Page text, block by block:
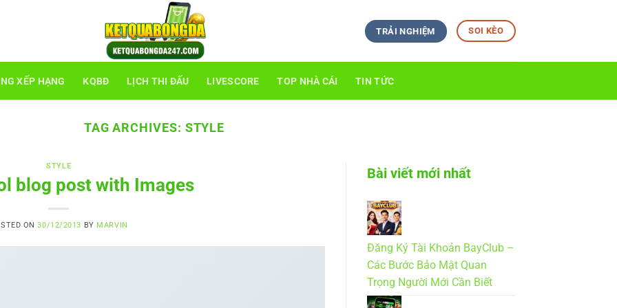
TRẢI NGHIỆM SOI KÈO
XẾP HẠNG KQBĐ LỊCH THI ĐẤU LIVESCORE TOP NHÀ CÁI TIN TỨC
TAG ARCHIVES: STYLE
STYLE
blog post with Images
ON30/12/2013 BY MARVIN
Bài viết mới nhất
Đăng Ký Tài Khoản BayClub –
Các Bước Bảo Mật Quan
Trọng Người Mới Cần Biết